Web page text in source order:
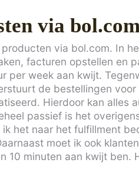
via
via bol.com. In
facturen opstellen en
per week aan kwijt.
de bestellingen
Hierdoor kan alles
passief is het
ik het naar het fulfillment
moet ik ook
10 minuten aan kwijt ben.